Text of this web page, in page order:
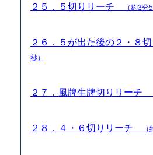
２５．５切りリーチ （約3分
２６．５が出た後の２・８
秒）
２７．風牌生牌切りリーチ
２８．４・６切りリーチ